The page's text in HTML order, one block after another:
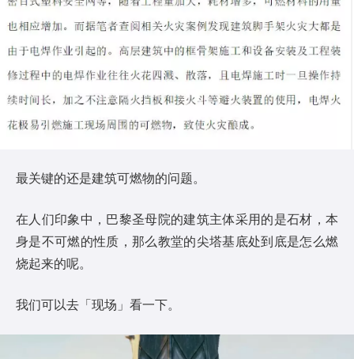
最关键的还是建筑可燃物的问题。
在人们印象中，巴黎圣母院的建筑主体采用的是石材，本
身是不可燃的性质，那么教堂的尖塔基底处到底是怎么燃
烧起来的呢。
我们可以去「现场」看一下。